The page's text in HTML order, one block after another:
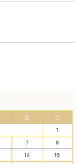
金 土
1
7 8
14 15